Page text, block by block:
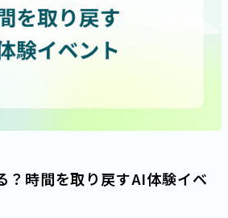
？時間を取り戻すAI体験イベ